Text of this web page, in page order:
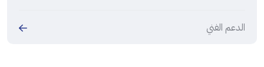
الدعم الفني